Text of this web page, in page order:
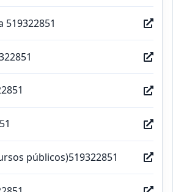
519322851
públicos)519322851